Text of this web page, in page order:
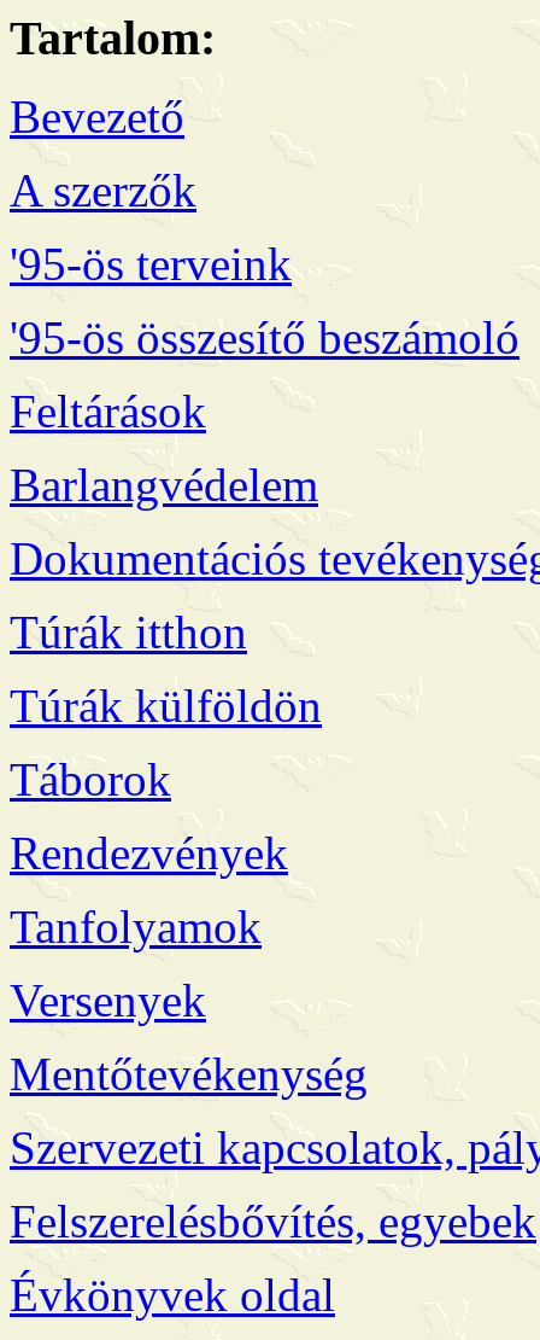
Tartalom:
Bevezető
A szerzők
'95-ös terveink
'95-ös összesítő beszámoló
Feltárások
Barlangvédelem
Dokumentációs
Túrák itthon
Túrák külföldön
Táborok
Rendezvények
Tanfolyamok
Versenyek
Mentőtevékenység
Szervezeti kapcsolatok,
Felszerelésbővítés, egyebek
Évkönyvek oldal